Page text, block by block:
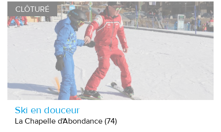
CLÔTURÉ
Ski en douceur
La Chapelle d'Abondance (74)